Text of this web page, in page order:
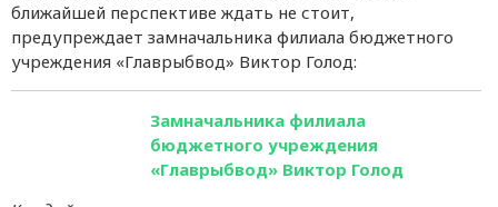
ближайшей перспективе ждать не стоит,
предупреждает замначальника филиала бюджетного
учреждения «Главрыбвод» Виктор Голод:
Замначальника филиала
бюджетного учреждения
«Главрыбвод» Виктор Голод